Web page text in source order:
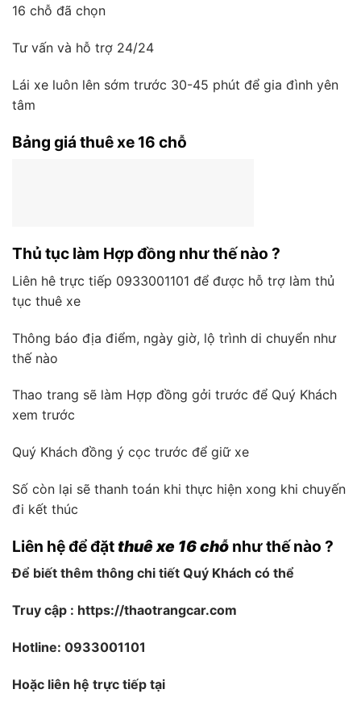
16 chỗ đã chọn
Tư vấn và hỗ trợ 24/24
Lái xe luôn lên sớm trước 30-45 phút để gia đình yên
tâm
Bảng giá thuê xe 16 chỗ
Thủ tục làm Hợp đồng như thế nào ?
Liên hê trực tiếp 0933001101 để được hỗ trợ làm thủ
tục thuê xe
Thông báo địa điểm, ngày giờ, lộ trình di chuyển như
thế nào
Thao trang sẽ làm Hợp đồng gởi trước để Quý Khách
xem trước
Quý Khách đồng ý cọc trước để giữ xe
Số còn lại sẽ thanh toán khi thực hiện xong khi chuyến
đi kết thúc
Liên hệ để đặtthuê xe 16 chỗ như thế nào ?
Để biết thêm thông chi tiết Quý Khách có thể
Truy cập : https://thaotrangcar.com
Hotline: 0933001101
Hoặc liên hệ trực tiếp tại